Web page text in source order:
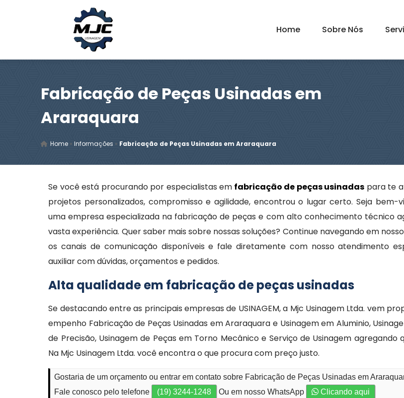
Home Sobre Nós
Fabricação de Peças Usinadas em
Araraquara
Home »Informações » Fabricação de Peças Usinadas em Araraquara
Se você está procurando por especialistas em fabricação de peças usinadas para te
projetos personalizados, compromisso e agilidade, encontrou o lugar certo. Seja bem-
uma empresa especializada na fabricação de peças e com alto conhecimento técnico
vasta experiência. Quer saber mais sobre nossas soluções? Continue navegando em
os canais de comunicação disponíveis e fale diretamente com nosso atendimento
auxiliar com dúvidas, orçamentos e pedidos.
Alta qualidade em fabricação de peças usinadas
Se destacando entre as principais empresas de USINAGEM, a Mjc Usinagem Ltda. vem
empenho Fabricação de Peças Usinadas em Araraquara e Usinagem em Aluminio,
de Precisão, Usinagem de Peças em Torno Mecânico e Serviço de Usinagem agregando
Na Mjc Usinagem Ltda. você encontra o que procura com preço justo.
Gostaria de um orçamento ou entrar em contato sobre Fabricação de Peças Usinadas em
Fale conosco pelo telefone
(19) 3244-1248 Ou em nosso WhatsApp Clicando aqui